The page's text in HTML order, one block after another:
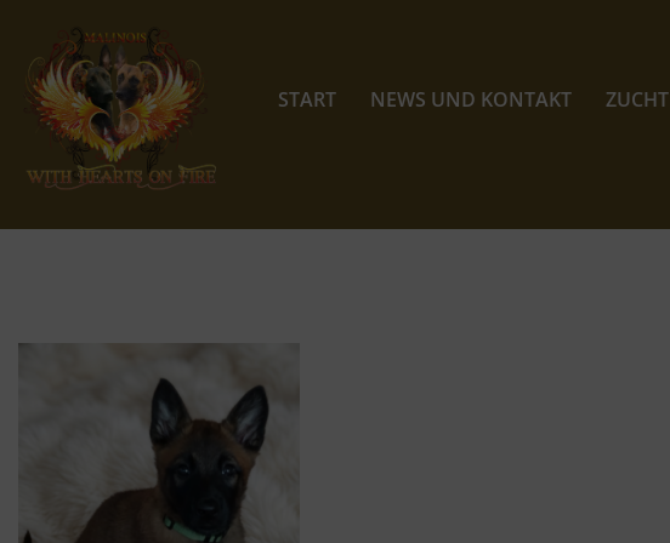
Inhalt
springen
START NEWS UND KONTAKT ZUCHT